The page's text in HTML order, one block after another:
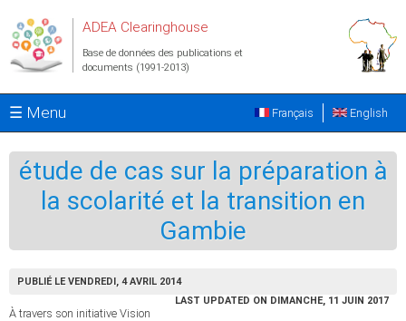
ADEA Clearinghouse
Base de données des publications et
documents (1991-2013)
☰ Menu English
Français
étude de cas sur la préparation à
la scolarité et la transition en
Gambie
PUBLIÉ LE VENDREDI, 4 AVRIL 2014
LAST UPDATED ON DIMANCHE, 11 JUIN 2017
À travers son initiative Vision